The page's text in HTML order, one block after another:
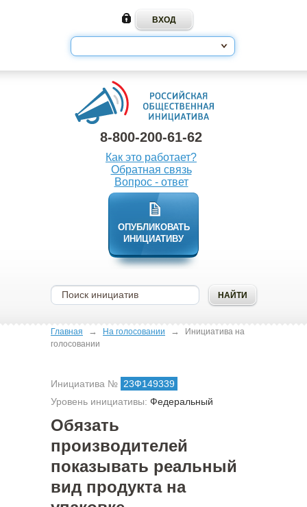
8-800-200-61-62
Как это работает?
Обратная связь
Вопрос - ответ
ОПУБЛИКОВАТЬ
ИНИЦИАТИВУ
Главная → На голосовании →
Инициатива на
голосовании
Инициатива № 23Ф149339
Уровень инициативы: Федеральный
Обязать
производителей
показывать реальный
вид продукта на